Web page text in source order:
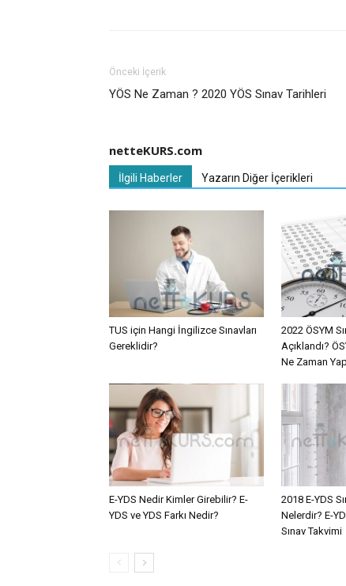
Önceki İçerik
YÖS Ne Zaman ? 2020 YÖS Sınav Tarihleri
netteKURS.com
İlgili Haberler Yazarın Diğer İçerikleri
TUS için Hangi İngilizce Sınavları
Gereklidir?
2022 ÖSYM
Açıklandı?
Ne Zaman
E-YDS Nedir Kimler Girebilir? E-
YDS ve YDS Farkı Nedir?
2018 E-YDS
Nelerdir? E-
Sınav Takvimi